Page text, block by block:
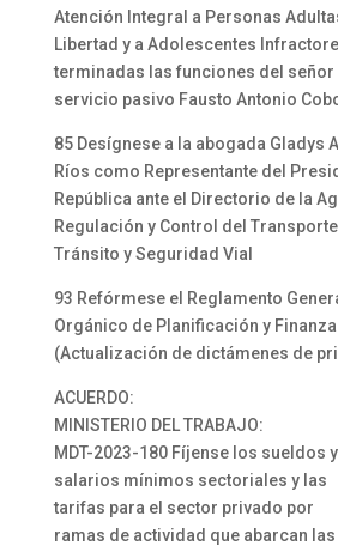
Atención Integral a Personas
Libertad y a Adolescentes
terminadas las funciones del señor
servicio pasivo Fausto Antonio
85 Desígnese a la abogada Gladys
Ríos como Representante del
República ante el Directorio de la
Regulación y Control del
Tránsito y Seguridad Vial
93 Refórmese el Reglamento
Orgánico de Planificación y
(Actualización de dictámenes de
ACUERDO:
MINISTERIO DEL TRABAJO:
MDT-2023-180 Fíjense los sueldos y
salarios mínimos sectoriales y las
tarifas para el sector privado por
ramas de actividad que abarcan las